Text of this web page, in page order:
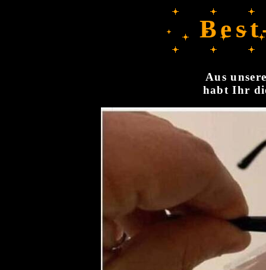
Aus
habt Ihr